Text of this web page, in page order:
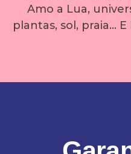
Amo a Lua,
plantas, sol, praia…